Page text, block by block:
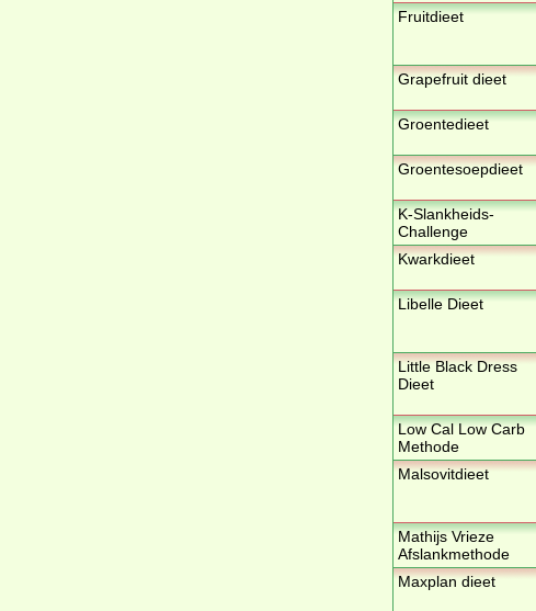
Fruitdieet
Grapefruit dieet
Groentedieet
Groentesoepdieet
K-Slankheids-
Challenge
Kwarkdieet
Libelle Dieet
Little Black Dress
Dieet
Low Cal Low Carb
Methode
Malsovitdieet
Mathijs Vrieze
Afslankmethode
Maxplan dieet